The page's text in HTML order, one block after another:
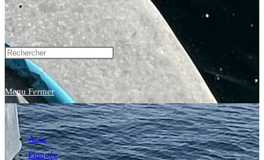
Toggle
website
search
Menu Fermer
Actu
Plongée